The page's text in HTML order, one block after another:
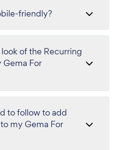
friendly?
of the Recurring
Gema For
to follow to add
my Gema For